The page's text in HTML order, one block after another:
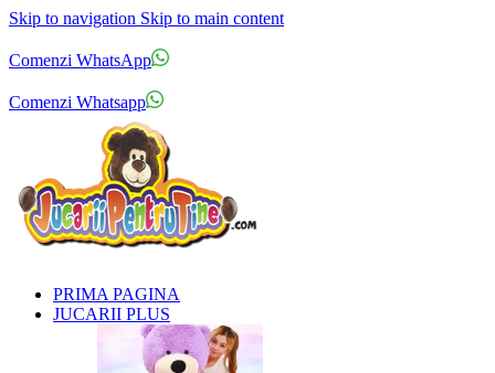
Skip to navigation Skip to main content
Comenzi WhatsApp
Comenzi Whatsapp
PRIMA PAGINA
JUCARII PLUS